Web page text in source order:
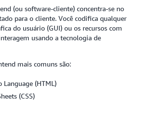
(ou software-cliente) concentra-se no
para o cliente. Você codifica qualquer
do usuário (GUI) ou os recursos com
usando a tecnologia de
mais comuns são:
Language (HTML)
(CSS)